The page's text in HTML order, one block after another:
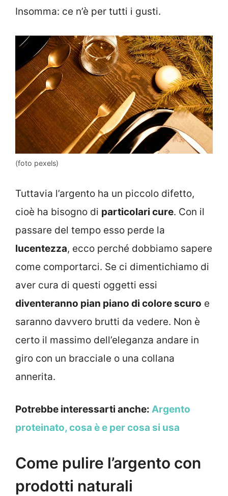
Insomma: ce n’è per tutti i gusti.
(foto pexels)
Tuttavia l’argento ha un piccolo difetto,
cioè ha bisogno di particolari cure. Con il
passare del tempo esso perde la
lucentezza, ecco perché dobbiamo sapere
come comportarci. Se ci dimentichiamo di
aver cura di questi oggetti essi
diventeranno pian piano di colore scuro e
saranno davvero brutti da vedere. Non è
certo il massimo dell’eleganza andare in
giro con un bracciale o una collana
annerita.
Potrebbe interessarti anche: Argento
proteinato, cosa è e per cosa si usa
Come pulire l’argento con
prodotti naturali